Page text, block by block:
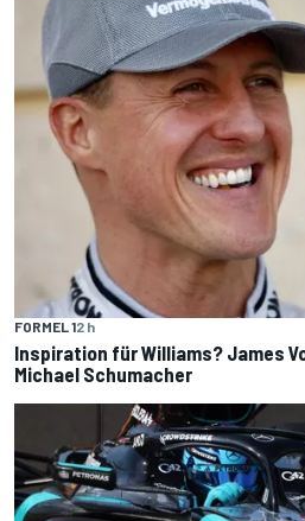
FORMEL 12 h
Inspiration für Williams? James
Michael Schumacher